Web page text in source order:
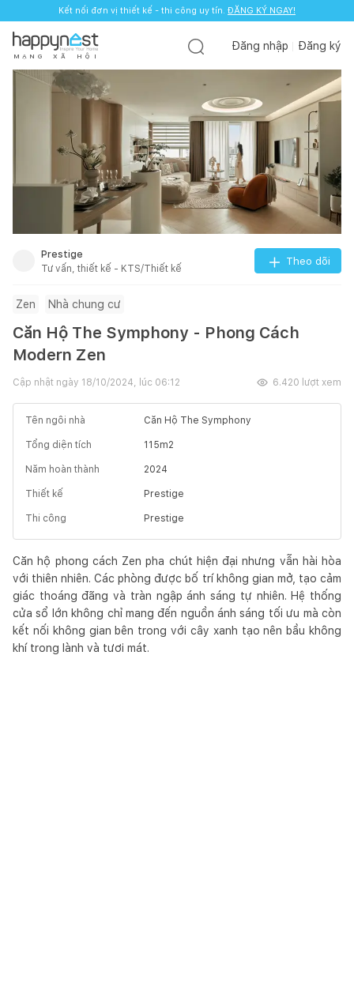
Kết nối đơn vị thiết kế - thi công uy tín. ĐĂNG KÝ NGAY!
M Ạ N G X Ã H Ộ I
Đăng nhập Đăng ký
Prestige
Tư vấn, thiết kế - KTS/Thiết kế
Theo dõi
Zen Nhà chung cư
Căn Hộ The Symphony - Phong Cách
Modern Zen
Cập nhật ngày 18/10/2024, lúc 06:12 6.420 lượt xem
Tên ngôi nhà Căn Hộ The Symphony
Tổng diện tích 115m2
Năm hoàn thành 2024
Thiết kế Prestige
Thi công Prestige
Căn hộ phong cách Zen pha chút hiện đại nhưng vẫn hài hòa
với thiên nhiên. Các phòng được bố trí không gian mở, tạo cảm
giác thoáng đãng và tràn ngập ánh sáng tự nhiên. Hệ thống
cửa sổ lớn không chỉ mang đến nguồn ánh sáng tối ưu mà còn
kết nối không gian bên trong với cây xanh tạo nên bầu không
khí trong lành và tươi mát.